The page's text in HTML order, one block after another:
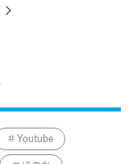
Youtube